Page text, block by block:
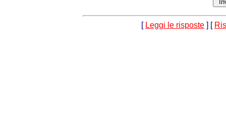
[ Leggi le risposte ] [